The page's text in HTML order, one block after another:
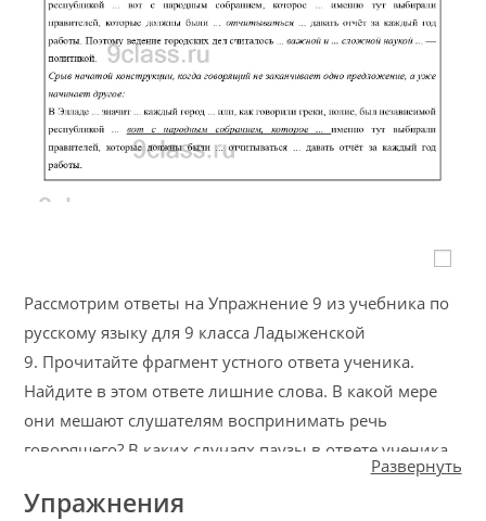
Развернуть
Рассмотрим ответы на Упражнение 9 из учебника по
русскому языку для 9 класса Ладыженской
9. Прочитайте фрагмент устного ответа ученика.
Найдите в этом ответе лишние слова. В какой мере
они мешают слушателям воспринимать речь
говорящего? В каких случаях паузы в ответе ученика
говорят о том, что он ищет нужное слово, уточняет
сказанное? Найдите срыв начатой конструкции, когда
Упражнения